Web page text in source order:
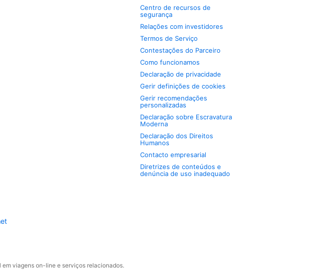
Centro de recursos de
segurança
Relações com investidores
Termos de Serviço
Contestações do Parceiro
Como funcionamos
Declaração de privacidade
Gerir definições de cookies
Gerir recomendações
personalizadas
Declaração sobre Escravatura
Moderna
Declaração dos Direitos
Humanos
Contacto empresarial
Diretrizes de conteúdos e
denúncia de uso inadequado
viagens on-line e serviços relacionados.